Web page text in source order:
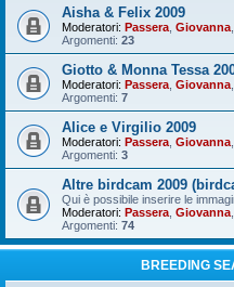
Aisha & Felix 2009
Moderatori: Passera Giovanna
Argomenti: 23
Giotto & Monna Tessa
Moderatori: Passera Giovanna
Argomenti: 7
Alice e Virgilio 2009
Moderatori: Passera Giovanna
Argomenti: 3
Altre birdcam 2009
Qui è possibile inserire le
Moderatori: Passera Giovanna
Argomenti: 74
BREEDING